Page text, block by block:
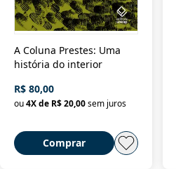
A Coluna Prestes: Uma
história do interior
R$ 80,00
ou4X de R$ 20,00sem juros
Comprar